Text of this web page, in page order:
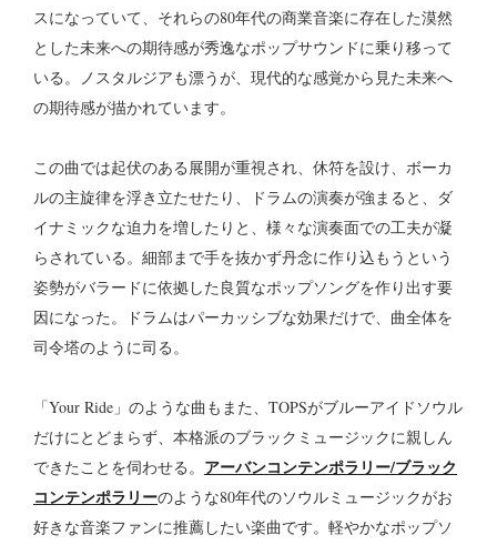
スになっていて、それらの80年代の商業音楽に存在した漠然
とした未来への期待感が秀逸なポップサウンドに乗り移って
いる。ノスタルジアも漂うが、現代的な感覚から見た未来へ
の期待感が描かれています。
この曲では起伏のある展開が重視され、休符を設け、ボーカ
ルの主旋律を浮き立たせたり、ドラムの演奏が強まると、ダ
イナミックな迫力を増したりと、様々な演奏面での工夫が凝
らされている。細部まで手を抜かず丹念に作り込もうという
姿勢がバラードに依拠した良質なポップソングを作り出す要
因になった。ドラムはパーカッシブな効果だけで、曲全体を
司令塔のように司る。
「Your Ride」のような曲もまた、TOPSがブルーアイドソウル
だけにとどまらず、本格派のブラックミュージックに親しん
できたことを伺わせる。 アーバンコンテンポラリー/ブラック
コンテンポラリーのような80年代のソウルミュージックがお
好きな音楽ファンに推薦したい楽曲です。軽やかなポップソ